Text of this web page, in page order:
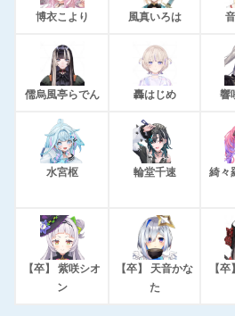
博衣こより 風真いろは
儒烏風亭らでん 轟はじめ 響
水宮枢 輪堂千速
綺々
【卒】 紫咲シオ
ン
【卒】 天音かな
た
【